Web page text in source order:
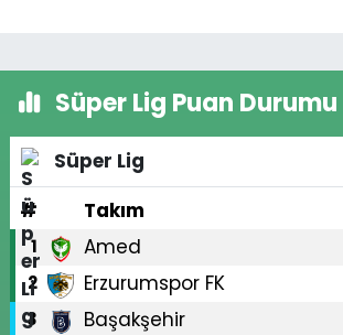
Süper Lig Puan Durumu
Süper Lig
#
Takım
1 Amed
2 Erzurumspor FK
3 Başakşehir